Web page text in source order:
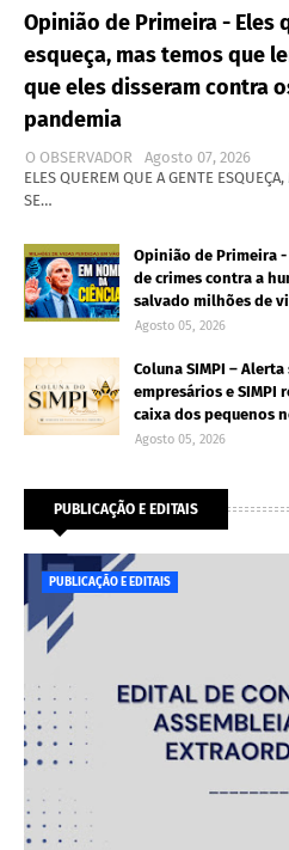
Opinião de Primeira - Eles
esqueça, mas temos que
que eles disseram contra
pandemia
O OBSERVADOR
Agosto 07, 2026
ELES QUEREM QUE A GENTE
SE…
Opinião de Primeira -
de crimes contra a
salvado milhões de
Agosto 05, 2026
Coluna SIMPI –
empresários e SIMPI
caixa dos pequenos
Agosto 05, 2026
PUBLICAÇÃO E EDITAIS
PUBLICAÇÃO E EDITAIS